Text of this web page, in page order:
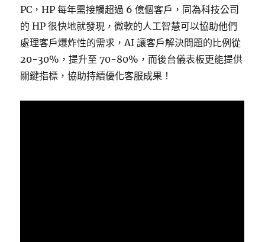
PC，HP 每年需接觸超過 6 億個客戶，同為科技公司
的 HP 很快地就發現，微軟的人工智慧可以協助他們
處理客戶爆炸性的需求，AI 讓客戶解決問題的比例從
20-30%，提升至 70-80%，而後台儀表板更能提供
關鍵指標，協助持續優化客服成果！